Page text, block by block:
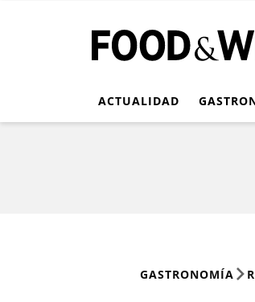
ACTUALIDAD
GASTRONOMÍA